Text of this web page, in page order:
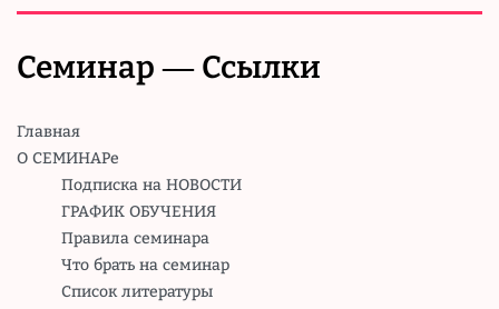
Семинар — Ссылки
Главная
О СЕМИНАРе
Подписка на НОВОСТИ
ГРАФИК ОБУЧЕНИЯ
Правила семинара
Что брать на семинар
Список литературы